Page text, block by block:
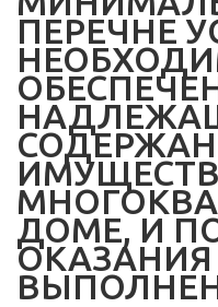
ПЕРЕЧНЕ
ДОМЕ, И
ОКАЗАНИЯ